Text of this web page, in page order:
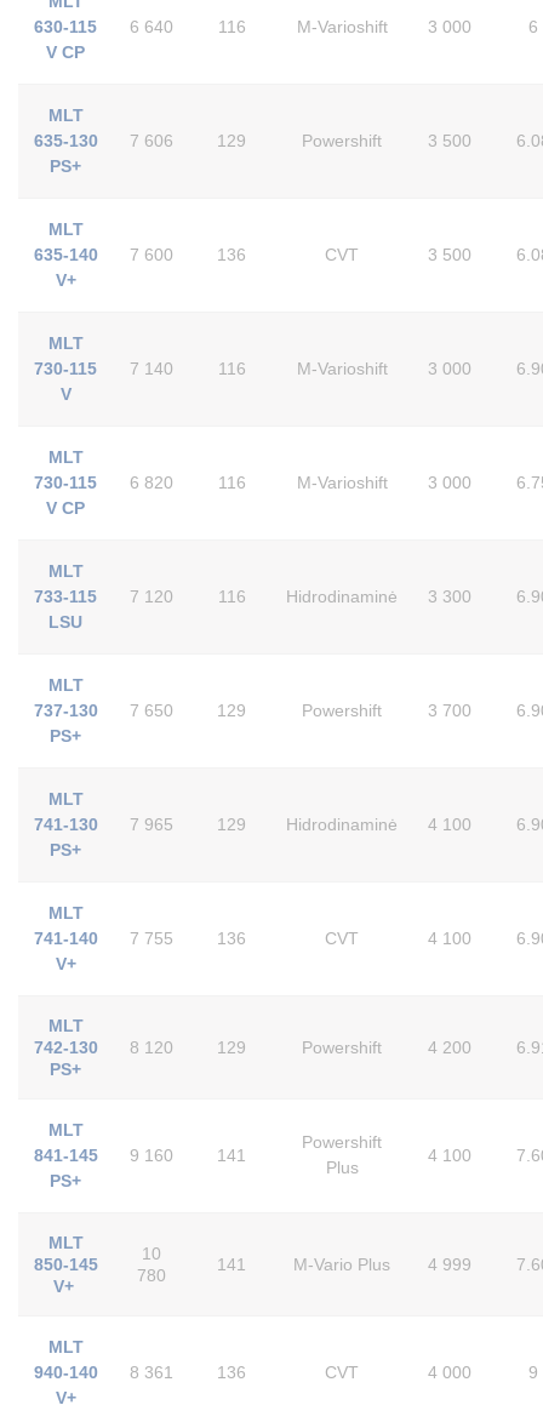
630-115
V CP
6 640 116 M-Varioshift 3 000 6
MLT
635-130
PS+
7 606 129 Powershift 3 500
MLT
635-140
V+
7 600 136 CVT 3 500
MLT
730-115
V
7 140 116 M-Varioshift 3 000
MLT
730-115
V CP
6 820 116 M-Varioshift 3 000
MLT
733-115
LSU
7 120 116 Hidrodinaminė 3 300
MLT
737-130
PS+
7 650 129 Powershift 3 700
MLT
741-130
PS+
7 965 129 Hidrodinaminė 4 100
MLT
741-140
V+
7 755 136 CVT 4 100
MLT
742-130
PS+
8 120 129 Powershift 4 200
MLT
841-145
PS+
9 160 141
Powershift
Plus
4 100
MLT
850-145
V+
10
780
141 M-Vario Plus 4 999
MLT
940-140
V+
8 361 136 CVT 4 000 9